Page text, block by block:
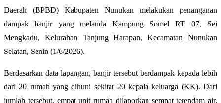
Daerah (BPBD) Kabupaten Nunukan melakukan penanganan
dampak banjir yang melanda Kampung Somel RT 07, Sei
Mengkadu, Kelurahan Tanjung Harapan, Kecamatan Nunukan
Selatan, Senin (1/6/2026).
Berdasarkan data lapangan, banjir tersebut berdampak kepada lebih
dari 20 rumah yang dihuni sekitar 20 kepala keluarga (KK). Dari
jumlah tersebut, empat unit rumah dilaporkan sempat terendam air,